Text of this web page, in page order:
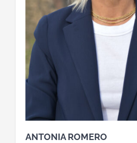
ANTONIA ROMERO